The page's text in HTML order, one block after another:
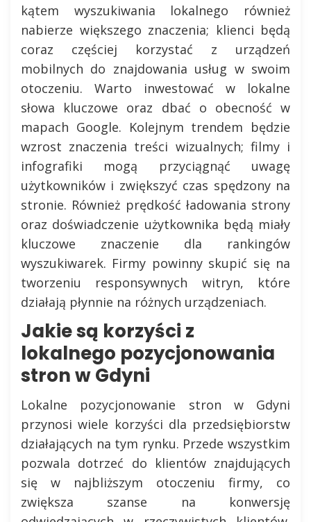
kątem wyszukiwania lokalnego również
nabierze większego znaczenia; klienci będą
coraz częściej korzystać z urządzeń
mobilnych do znajdowania usług w swoim
otoczeniu. Warto inwestować w lokalne
słowa kluczowe oraz dbać o obecność w
mapach Google. Kolejnym trendem będzie
wzrost znaczenia treści wizualnych; filmy i
infografiki mogą przyciągnąć uwagę
użytkowników i zwiększyć czas spędzony na
stronie. Również prędkość ładowania strony
oraz doświadczenie użytkownika będą miały
kluczowe znaczenie dla rankingów
wyszukiwarek. Firmy powinny skupić się na
tworzeniu responsywnych witryn, które
działają płynnie na różnych urządzeniach.
Jakie są korzyści z
lokalnego pozycjonowania
stron w Gdyni
Lokalne pozycjonowanie stron w Gdyni
przynosi wiele korzyści dla przedsiębiorstw
działających na tym rynku. Przede wszystkim
pozwala dotrzeć do klientów znajdujących
się w najbliższym otoczeniu firmy, co
zwiększa szanse na konwersję